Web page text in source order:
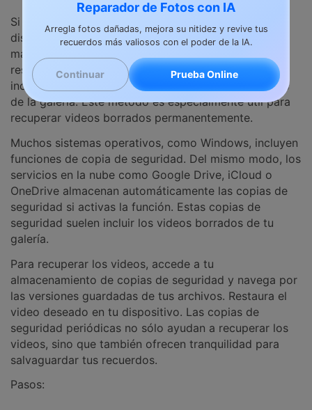
Reparador de Fotos con IA
Arregla fotos dañadas, mejora su nitidez y revive tus
recuerdos más valiosos con el poder de la IA.
Continuar Prueba Online
Si creas copias de seguridad periódicas de tu
dispositivo, recuperar videos borrados será mucho
más fácil. Las copias de seguridad te permiten
restaurar versiones anteriores de tus archivos,
incluyendo videos que pudieran haber sido borrados
de la galería. Este método es especialmente útil para
recuperar videos borrados permanentemente.
Muchos sistemas operativos, como Windows, incluyen
funciones de copia de seguridad. Del mismo modo, los
servicios en la nube como Google Drive, iCloud o
OneDrive almacenan automáticamente las copias de
seguridad si activas la función. Estas copias de
seguridad suelen incluir los videos borrados de tu
galería.
Para recuperar los videos, accede a tu
almacenamiento de copias de seguridad y navega por
las versiones guardadas de tus archivos. Restaura el
video deseado en tu dispositivo. Las copias de
seguridad periódicas no sólo ayudan a recuperar los
videos, sino que también ofrecen tranquilidad para
salvaguardar tus recuerdos.
Pasos: